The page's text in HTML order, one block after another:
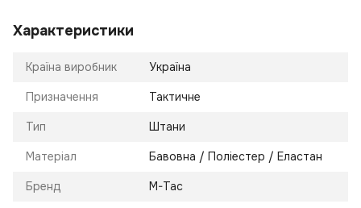
Характеристики
Країна виробник Україна
Призначення Тактичне
Тип Штани
Матеріал Бавовна / Поліестер / Еластан
Бренд M-Tac